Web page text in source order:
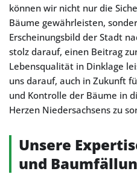
können wir nicht nur die
Bäume gewährleisten,
Erscheinungsbild der Stadt
stolz darauf, einen Beitrag
Lebensqualität in Dinklage
uns darauf, auch in Zukunft
und Kontrolle der Bäume in
Herzen Niedersachsens zu
Unsere
und